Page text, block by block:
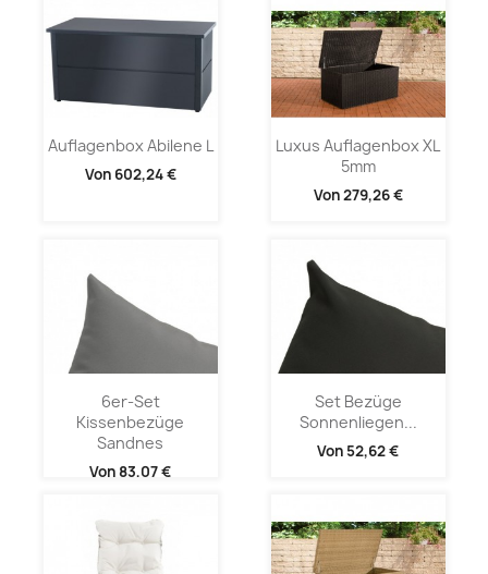
Auflagenbox Abilene L
Von 602,24 €
Luxus Auflagenbox XL
5mm
Von279,26 €
6er-Set
Kissenbezüge
Sandnes
Von 83,07 €
Set Bezüge
Sonnenliegen...
Von 52,62 €